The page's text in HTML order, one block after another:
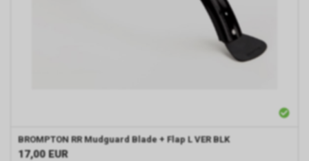
BROMPTON RR Mudguard Blade + Flap L VER BLK
17,00 EUR